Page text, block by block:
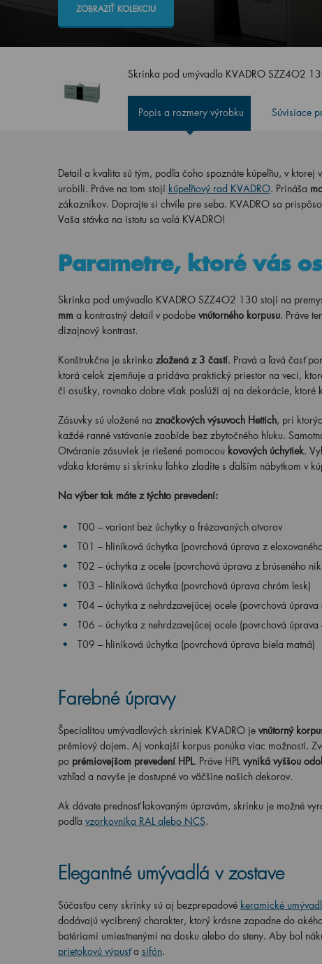
ZOBRAZIŤ KOLEKCIU
Skrinka pod umývadlo KVADRO SZZ4O2
Popis a rozmery výrobku Súvisiace
Detail a kvalita sú tým, podľa čoho spoznáte kúpeľňu, v
urobili. Práve na tom stojí kúpeľňový rad KVADRO. Prináša
zákazníkov. Doprajte si chvíle pre seba. KVADRO sa
Vaša stávka na istotu sa volá KVADRO!
Parametre, ktoré vás
Skrinka pod umývadlo KVADRO SZZ4O2 130 stojí na
mm a kontrastný detail v podobe vnútorného korpusu. Práve
dizajnový kontrast.
Konštrukčne je skrinka zložená z 3 častí. Pravá a ľavá časť
ktorá celok zjemňuje a pridáva praktický priestor na veci,
či osušky, rovnako dobre však poslúži aj na dekorácie, ktoré
Zásuvky sú uložené na značkových výsuvoch Hettich, pri
každé ranné vstávanie zaobíde bez zbytočného hluku.
Otváranie zásuviek je riešené pomocou kovových úchytiek.
vďaka ktorému si skrinku ľahko zladíte s ďalším nábytkom v
Na výber tak máte z týchto prevedení:
T00 – variant bez úchytky a frézovaných otvorov
T01 – hliníková úchytka (povrchová úprava z
T02 – úchytka z ocele (povrchová úprava z brúseného
T03 – hliníková úchytka (povrchová úprava chróm lesk)
T04 – úchytka z nehrdzavejúcej ocele (povrchová úprava
T06 – úchytka z nehrdzavejúcej ocele (povrchová úprava
T09 – hliníková úchytka (povrchová úprava biela matná)
Farebné úpravy
Špecialitou umývadlových skriniek KVADRO je vnútorný
prémiový dojem. Aj vonkajší korpus ponúka viac možností.
po prémiovejšom prevedení HPL. Práve HPL vyniká vyššou
vzhľad a navyše je dostupné vo väčšine našich dekorov.
Ak dávate prednosť lakovaným úpravám, skrinku je možné
podľa vzorkovníka RAL alebo NCS.
Elegantné umývadlá v zostave
Súčasťou ceny skrinky sú aj bezprepadové keramické
dodávajú vycibrený charakter, ktorý krásne zapadne do
batériami umiestnenými na dosku alebo do steny. Aby bol
prietokovú výpusťa sifón.